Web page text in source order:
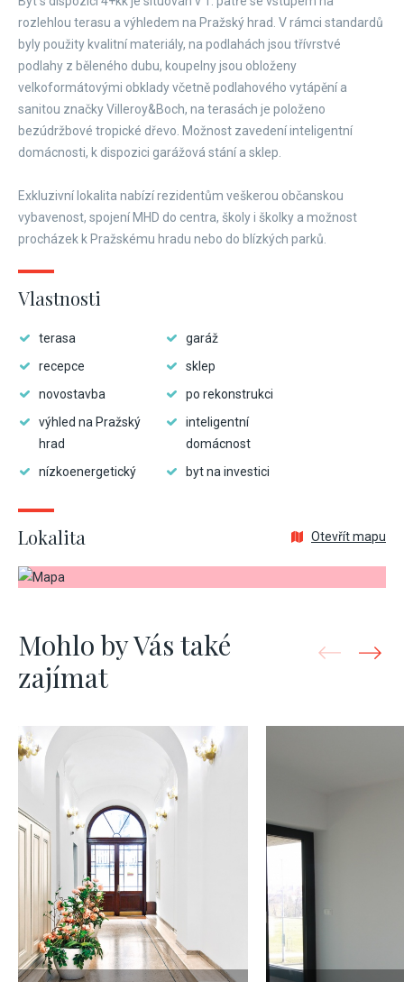
rozlehlou terasu a výhledem na Pražský hrad. V rámci standardů
byly použity kvalitní materiály, na podlahách jsou třívrstvé
podlahy z běleného dubu, koupelny jsou obloženy
velkoformátovými obklady včetně podlahového vytápění a
sanitou značky Villeroy&Boch, na terasách je položeno
bezúdržbové tropické dřevo. Možnost zavedení inteligentní
domácnosti, k dispozici garážová stání a sklep.
​Exkluzivní lokalita nabízí rezidentům veškerou občanskou
vybavenost, spojení MHD do centra, školy i školky a možnost
procházek k Pražskému hradu nebo do blízkých parků.
Vlastnosti
terasa
garáž
recepce
sklep
novostavba
po rekonstrukci
výhled na Pražský
hrad
inteligentní
domácnost
nízkoenergetický
byt na investici
Lokalita Otevřít mapu
Mohlo by Vás také
zajímat